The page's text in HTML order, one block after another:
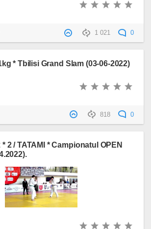
1 021 0
* Tbilisi Grand Slam (03-06-2022)
818 0
2 / TATAMI * Campionatul OPEN